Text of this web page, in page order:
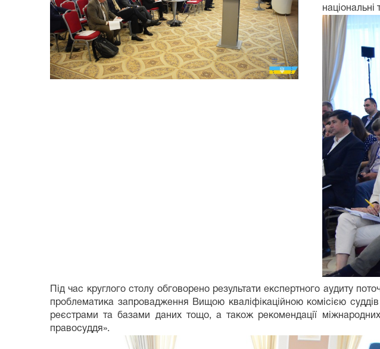
національні
Під час круглого столу обговорено результати експертного аудиту
проблематика запровадження Вищою кваліфікаційною комісією
реєстрами та базами даних тощо, а також рекомендації
правосуддя».